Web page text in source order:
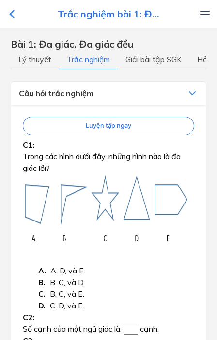
Trắc nghiệm bài 1: Đ...
Bài 1: Đa giác. Đa giác đều
Lý thuyết Trắc nghiệm Giải bài tập SGK Hỏi
Câu hỏi trắc nghiệm
Luyện tập ngay
Trong các hình dưới đây, những hình nào là đa
giác lồi?
A, D, và E.
B, C, và D.
B, C, và E.
C, D, và E.
Số cạnh của một ngũ giác là: cạnh.